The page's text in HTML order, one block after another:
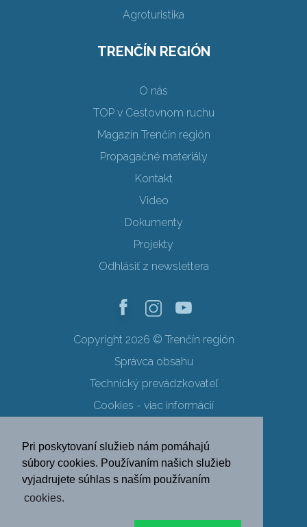
Pri poskytovaní služieb nám pomáhajú
súbory cookies. Používaním našich služieb
vyjadrujete súhlas s naším používaním
cookies.
Agroturistika
TRENČÍN REGIÓN
O nás
TOP v Cestovnom ruchu
Magazín Trenčín región
Propagačné materiály
Kontakt
Video
Dokumenty
Projekty
Odhlásiť z newslettera
Copyright 2026 © Trenčín región
Správca obsahu
Technický prevádzkovateľ
Cookies - viac informácií
Ochrana osobných údajov
SK EN DE
PL